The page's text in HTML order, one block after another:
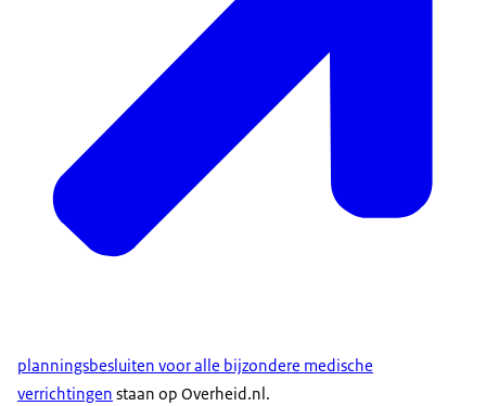
planningsbesluiten voor alle bijzondere medische
verrichtingen staan op Overheid.nl.